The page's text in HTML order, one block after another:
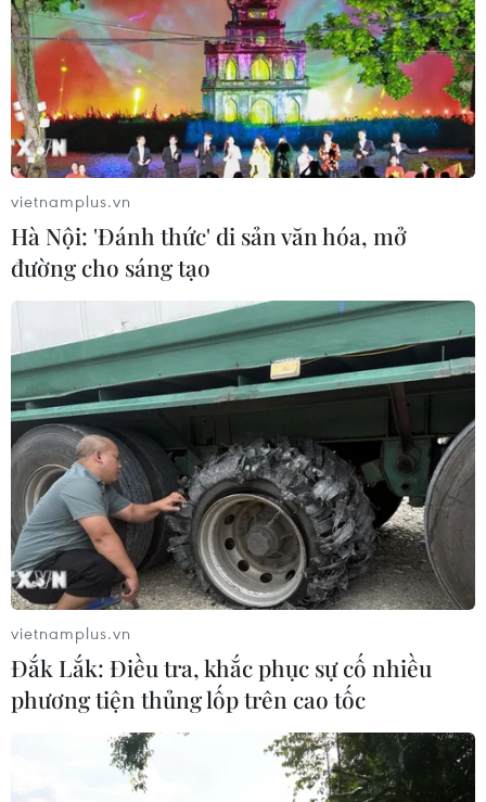
vietnamplus.vn
Hà Nội: 'Đánh thức' di sản văn hóa, mở
đường cho sáng tạo
vietnamplus.vn
Đắk Lắk: Điều tra, khắc phục sự cố nhiều
phương tiện thủng lốp trên cao tốc